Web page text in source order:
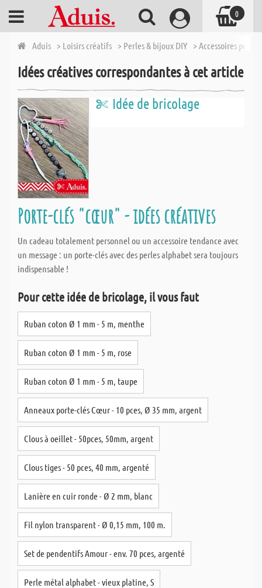
Aduis > Loisirs créatifs > Perles & bijoux DIY > Accessoires pour
Idées créatives correspondantes à cet article
Idée de bricolage
Porte-clés "cœur" - idées créatives
Un cadeau totalement personnel ou un accessoire tendance avec
un message : un porte-clés avec des perles alphabet sera toujours
indispensable !
Pour cette idée de bricolage, il vous faut
Ruban coton Ø 1 mm - 5 m, menthe
Ruban coton Ø 1 mm - 5 m, rose
Ruban coton Ø 1 mm - 5 m, taupe
Anneaux porte-clés Cœur - 10 pces, Ø 35 mm, argent
Clous à oeillet - 50pces, 50mm, argent
Clous tiges - 50 pces, 40 mm, argenté
Lanière en cuir ronde - Ø 2 mm, blanc
Fil nylon transparent - Ø 0,15 mm, 100 m.
Set de pendentifs Amour - env. 70 pces, argenté
Perle métal alphabet - vieux platine, S
0